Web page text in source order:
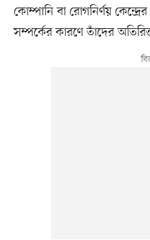
কোম্পানি বা রোগনির্ণয়
সম্পর্কের কারণে তাঁদের